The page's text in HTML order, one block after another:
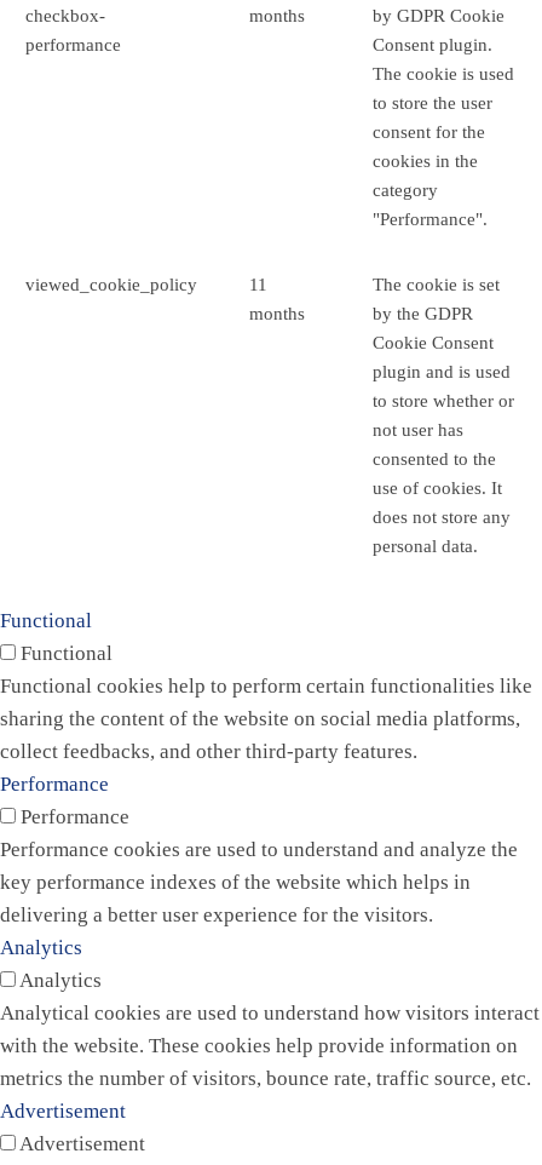
checkbox-
performance
months
by GDPR Cookie
Consent plugin.
The cookie is used
to store the user
consent for the
cookies in the
category
"Performance".
viewed_cookie_policy
11
months
The cookie is set
by the GDPR
Cookie Consent
plugin and is used
to store whether or
not user has
consented to the
use of cookies. It
does not store any
personal data.
Functional
Functional
Functional cookies help to perform certain functionalities like
sharing the content of the website on social media platforms,
collect feedbacks, and other third-party features.
Performance
Performance
Performance cookies are used to understand and analyze the
key performance indexes of the website which helps in
delivering a better user experience for the visitors.
Analytics
Analytics
Analytical cookies are used to understand how visitors interact
with the website. These cookies help provide information on
metrics the number of visitors, bounce rate, traffic source, etc.
Advertisement
Advertisement